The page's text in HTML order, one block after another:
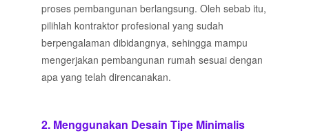
proses pembangunan berlangsung. Oleh sebab itu,
pilihlah kontraktor profesional yang sudah
berpengalaman dibidangnya, sehingga mampu
mengerjakan pembangunan rumah sesuai dengan
apa yang telah direncanakan.
2. Menggunakan Desain Tipe Minimalis